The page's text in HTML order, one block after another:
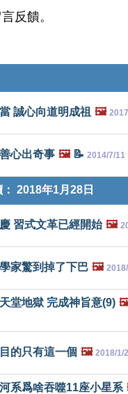
反饋。
誠心向道明成祖 🖼️
心出奇事 🖼️📝 2014/7/11
2018年1月28日
習式文革已經開始 🖼️
家驚到掉了下巴 🖼️
堂地獄 完成神旨意(9)
的只有這一個 🖼️ 2018/1/
系爲啥吞噬11座小星系